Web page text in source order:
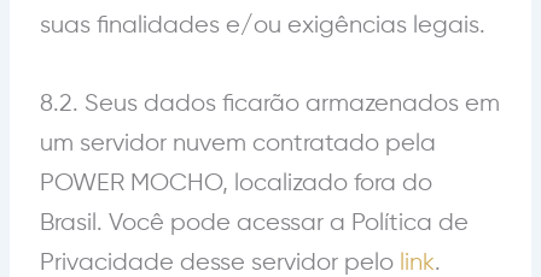
suas finalidades e/ou exigências legais.
8.2. Seus dados ficarão armazenados em
um servidor nuvem contratado pela
POWER MOCHO, localizado fora do
Brasil. Você pode acessar a Política de
Privacidade desse servidor pelo link.